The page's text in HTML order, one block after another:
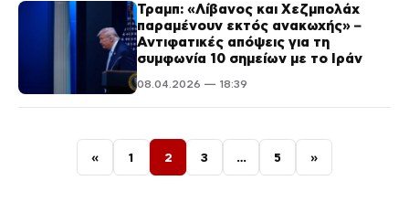
Τραμπ: «Λίβανος και Χεζμπολάχ
παραμένουν εκτός ανακωχής» –
Αντιφατικές απόψεις για τη
συμφωνία 10 σημείων με το Ιράν
08.04.2026 — 18:39
Σελιδοποίηση άρθρων
« 1 2 3 … 5 »